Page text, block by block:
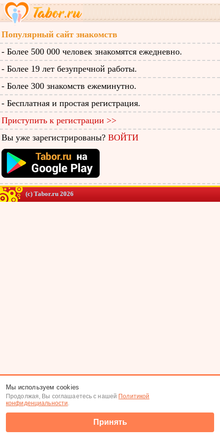
Популярный сайт знакомств
- Более 500 000 человек знакомятся ежедневно.
- Более 19 лет безупречной работы.
- Более 300 знакомств ежеминутно.
- Бесплатная и простая регистрация.
Приступить к регистрации >>
Вы уже зарегистрированы? ВОЙТИ
(c) Tabor.ru 2026
Мы используем cookies
Продолжая, Вы соглашаетесь с нашей Политикой
конфиденциальности.
Принять